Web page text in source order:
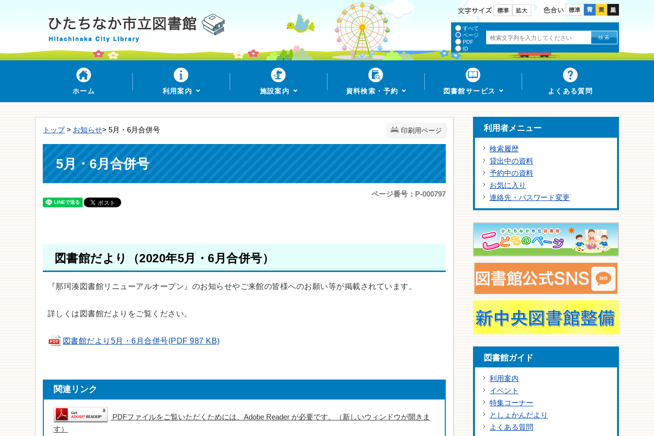
色合い
文字サイズ
すべて
ページ
PDF
ID
ホーム 利用案内 施設案内 資料検索・予約 図書館サービス よくある質問
印刷用ページ
トップ> お知らせ> 5月・6月合併号
5月・6月合併号
ページ番号：P-000797
図書館だより（2020年5月・6月合併号）
『那珂湊図書館リニューアルオープン』のお知らせやご来館の皆様へのお願い等が掲載されています。
詳しくは図書館だよりをご覧ください。
図書館だより5月・6月合併号(PDF 987 KB)
関連リンク
PDFファイルをご覧いただくためには、Adobe Reader が必要です。（新しいウィンドウが開きま
す）
利用者メニュー
検索履歴
貸出中の資料
予約中の資料
お気に入り
連絡先・パスワード変更
図書館ガイド
利用案内
イベント
特集コーナー
としょかんだより
よくある質問